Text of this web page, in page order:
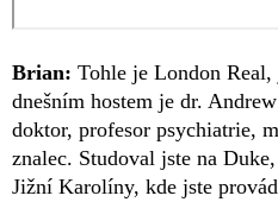
Brian: Tohle je London
dnešním hostem je dr.
doktor, profesor psychiatrie,
znalec. Studoval jste na
Jižní Karolíny, kde jste